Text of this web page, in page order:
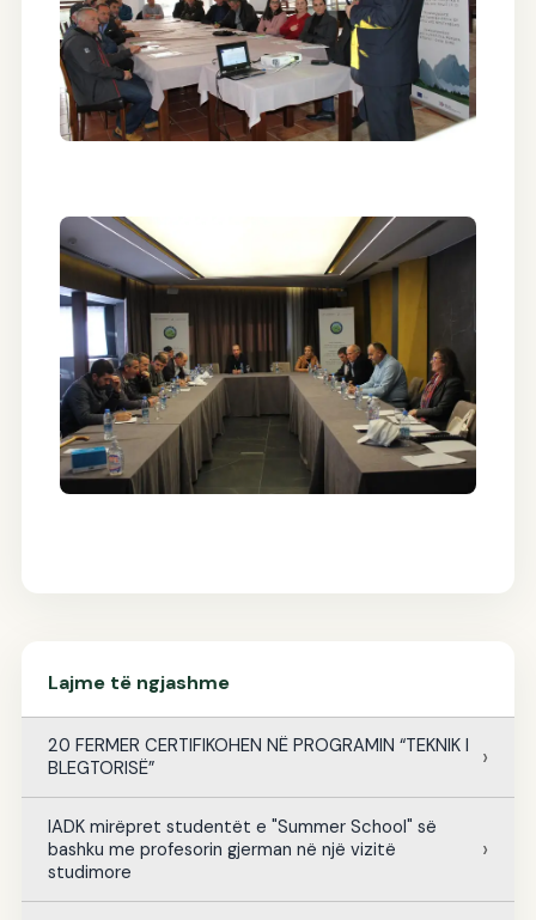
Lajme të ngjashme
20 FERMER CERTIFIKOHEN NË PROGRAMIN “TEKNIK I
BLEGTORISË”
IADK mirëpret studentët e "Summer School" së
bashku me profesorin gjerman në një vizitë
studimore